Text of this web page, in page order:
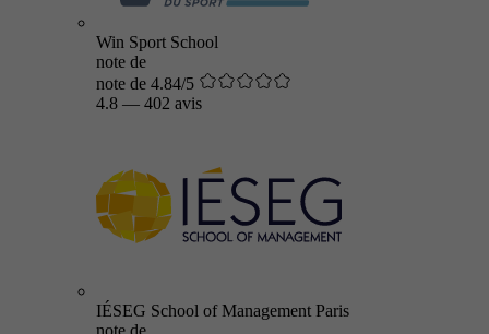
Win Sport School
note de
note de 4.84/5
4.8 — 402 avis
IÉSEG School of Management Paris
note de